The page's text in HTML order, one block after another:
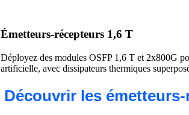
Émetteurs-récepteurs 1,6 T
Déployez des modules OSFP 1,6 T et 2x800G
artificielle, avec dissipateurs thermiques
Découvrir les